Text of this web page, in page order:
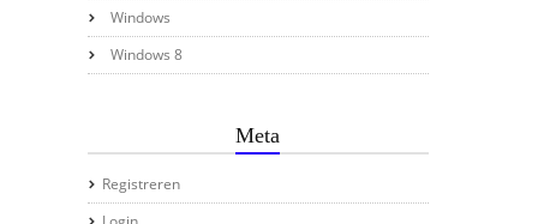
Windows
Windows 8
Meta
Registreren